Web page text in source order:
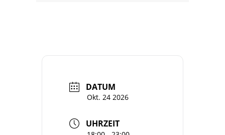
DATUM
Okt. 24 2026
UHRZEIT